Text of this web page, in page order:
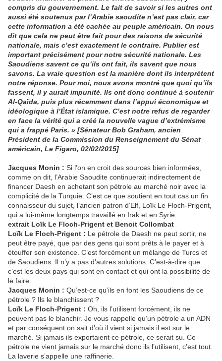
compris du gouvernement. Le fait de savoir si les autres ont
aussi été soutenus par l’Arabie saoudite n’est pas clair, car
cette information a été cachée au peuple américain. On nous
dit que cela ne peut être fait pour des raisons de sécurité
nationale, mais c’est exactement le contraire. Publier est
important précisément pour notre sécurité nationale. Les
Saoudiens savent ce qu’ils ont fait, ils savent que nous
savons. La vraie question est la manière dont ils interprètent
notre réponse. Pour moi, nous avons montré que quoi qu’ils
fassent, il y aurait impunité. Ils ont donc continué à soutenir
Al-Qaïda, puis plus récemment dans l’appui économique et
idéologique à l’État islamique. C’est notre refus de regarder
en face la vérité qui a créé la nouvelle vague d’extrémisme
qui a frappé Paris. » [Sénateur Bob Graham, ancien
Président de la Commission du Renseignement du Sénat
américain, Le Figaro, 02/02/2015]
Jacques Monin : Si l’on en croit des sources bien informées,
comme on dit, l’Arabie Saoudite continuerait indirectement de
financer Daesh en achetant son pétrole au marché noir avec la
complicité de la Turquie. C’est ce que soutient en tout cas un fin
connaisseur du sujet, l’ancien patron d’Elf, Loïk Le Floch-Prigent,
qui a lui-même longtemps travaillé en Irak et en Syrie.
extrait Loïk Le Floch-Prigent et Benoit Collombat
Loïk Le Floch-Prigent : Le pétrole de Daesh ne peut sortir, ne
peut être payé, que par des gens qui sont prêts à le payer et à
étouffer son existence. C’est forcément un mélange de Turcs et
de Saoudiens. Il n’y a pas d’autres solutions. C’est-à-dire que
c’est les deux pays qui sont en contact et qui ont la possibilité de
le faire.
Jacques Monin : Qu’est-ce qu’ils en font les Saoudiens de ce
pétrole ? Ils le blanchissent ?
Loïk Le Floch-Prigent : Oh, ils l’utilisent forcément, ils ne
peuvent pas le blanchir. Je vous rappelle qu’un pétrole a un ADN
et par conséquent on sait d’où il vient si jamais il est sur le
marché. Si jamais ils exportaient ce pétrole, ce serait su. Ce
pétrole ne vient jamais sur le marché donc ils l’utilisent, c’est tout.
La laverie s’appelle une raffinerie.